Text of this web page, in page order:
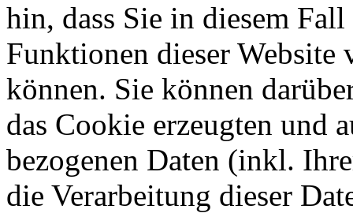
hin, dass Sie in diesem
Funktionen dieser
können. Sie können
das Cookie erzeugten und
bezogenen Daten (inkl.
die Verarbeitung dieser